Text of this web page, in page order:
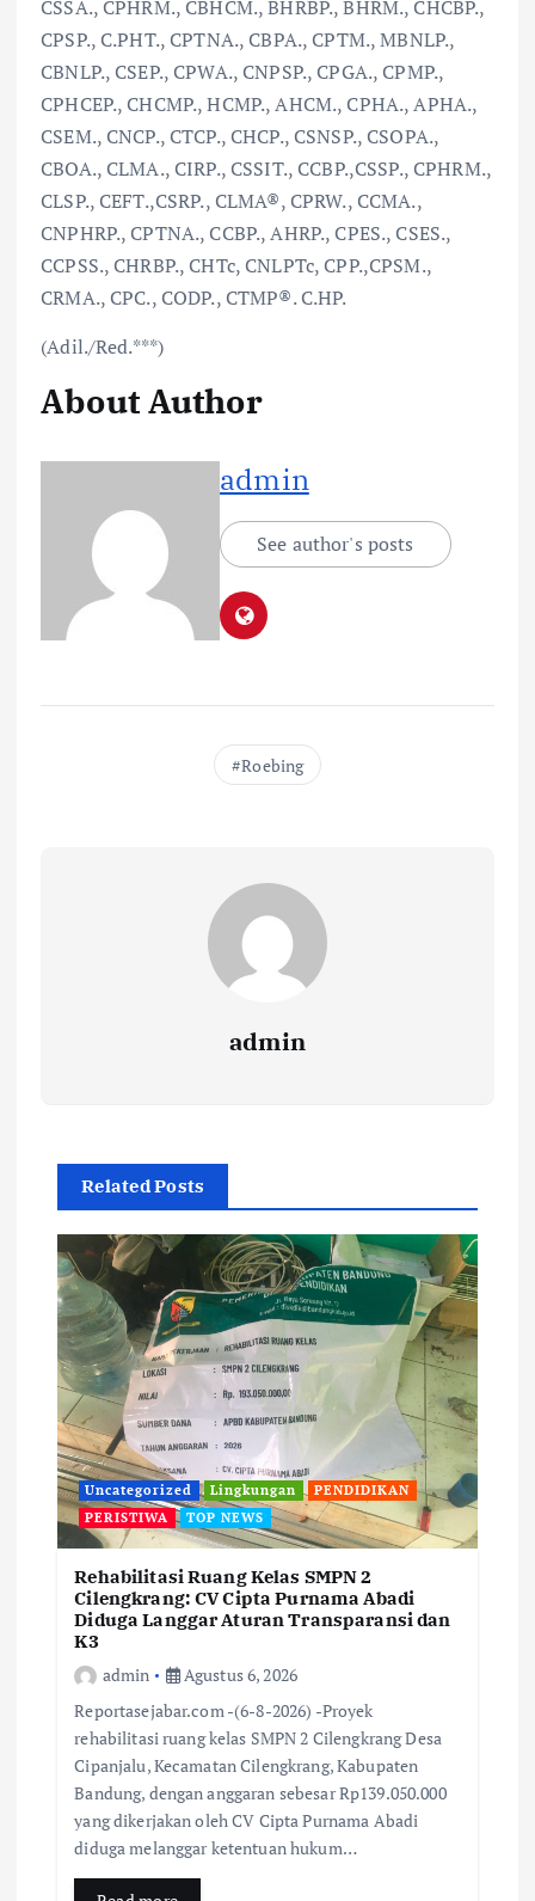
CSSA., CPHRM., CBHCM., BHRBP., BHRM., CHCBP.,
CPSP., C.PHT., CPTNA., CBPA., CPTM., MBNLP.,
CBNLP., CSEP., CPWA., CNPSP., CPGA., CPMP.,
CPHCEP., CHCMP., HCMP., AHCM., CPHA., APHA.,
CSEM., CNCP., CTCP., CHCP., CSNSP., CSOPA.,
CBOA., CLMA., CIRP., CSSIT., CCBP.,CSSP., CPHRM.,
CLSP., CEFT.,CSRP., CLMA®, CPRW., CCMA.,
CNPHRP., CPTNA., CCBP., AHRP., CPES., CSES.,
CCPSS., CHRBP., CHTc, CNLPTc, CPP.,CPSM.,
CRMA., CPC., CODP., CTMP®. C.HP.
(Adil./Red.***)
About Author
admin
See author's posts
Roebing
admin
Related Posts
Uncategorized Lingkungan
PENDIDIKAN
PERISTIWA
TOP NEWS
Rehabilitasi Ruang Kelas SMPN 2
Cilengkrang: CV Cipta Purnama Abadi
Diduga Langgar Aturan Transparansi dan
K3
admin
Agustus 6, 2026
Reportasejabar.com -(6-8-2026) -Proyek
rehabilitasi ruang kelas SMPN 2 Cilengkrang Desa
Cipanjalu, Kecamatan Cilengkrang, Kabupaten
Bandung, dengan anggaran sebesar Rp139.050.000
yang dikerjakan oleh CV Cipta Purnama Abadi
diduga melanggar ketentuan hukum…